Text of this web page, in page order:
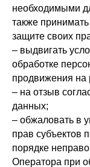
необходимыми
также
защите своих
– выдвигать
обработке
продвижения на
– на отзыв
данных;
– обжаловать в
прав субъектов
порядке
Оператора при